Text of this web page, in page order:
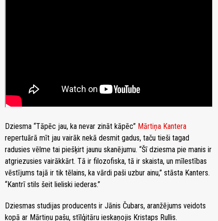
Dziesma “Tāpēc jau, ka nevar zināt kāpēc” Mārtiņa Kantera
repertuārā mīt jau vairāk nekā desmit gadus, taču tieši tagad
radusies vēlme tai piešķirt jaunu skanējumu. “Šī dziesma pie manis ir
atgriezusies vairākkārt. Tā ir filozofiska, tā ir skaista, un mīlestības
vēstījums tajā ir tik tēlains, ka vārdi paši uzbur ainu,” stāsta Kanters.
“Kantrī stils šeit lieliski iederas.”
Dziesmas studijas producents ir Jānis Čubars, aranžējums veidots
kopā ar Mārtiņu pašu, stīlģitāru ieskaņojis Kristaps Rullis.